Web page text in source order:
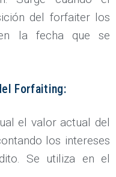
del forfaiter los
la fecha que se
Forfaiting:
el valor actual del
los intereses
Se utiliza en el